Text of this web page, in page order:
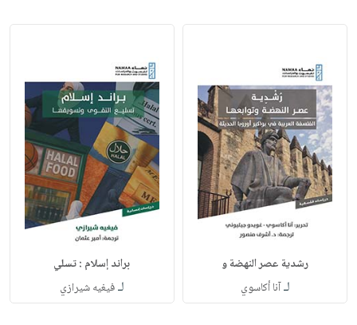
رشدية عصر النهضة و
لـآنا أكاسوي
براند إسلام : تسلي
لـفيغيه شيرازي